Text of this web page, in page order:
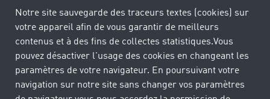
Notre site sauvegarde des traceurs textes (cookies) sur
votre appareil afin de vous garantir de meilleurs
contenus et à des fins de collectes statistiques.Vous
pouvez désactiver l'usage des cookies en changeant les
paramètres de votre navigateur. En poursuivant votre
navigation sur notre site sans changer vos paramètres